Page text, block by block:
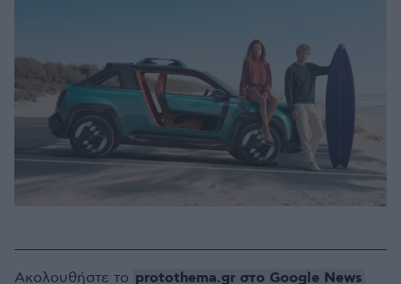
Ακολουθήστε το protothema.gr στο Google News